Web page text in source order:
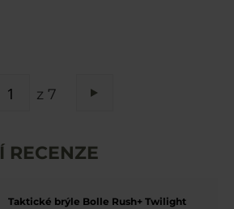
z 7
RECENZE
Taktické brýle Bolle Rush+ Twilight